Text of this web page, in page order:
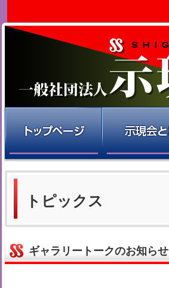
トピックス
ギャラリートークのお知らせ